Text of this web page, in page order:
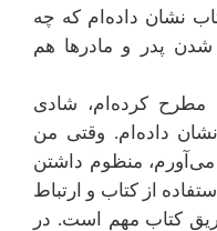
نشان داده‌ام که چه
شدن پدر و مادرها هم
مطرح کرده‌ام، شادی
نشان داده‌ام. وقتی من
می‌آورم، منظوم داشتن
از کتاب و ارتباط
کتاب مهم است. در